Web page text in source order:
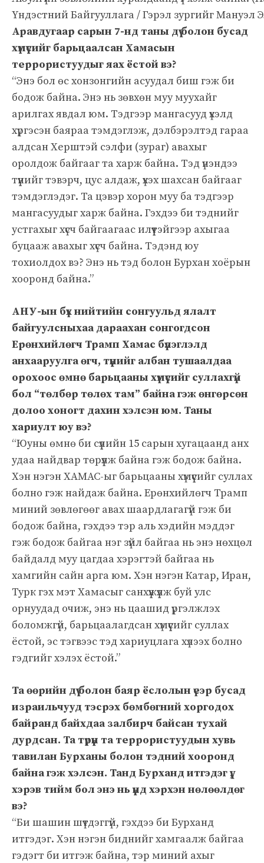
Үндэстний Байгууллага / Гэрэл зургийг Мануэл
Аравдугаар сарын 7-нд таны дүү болон бусад
хүмүүсийг барьцаалсан Хамасын
террористуудыг яах ёстой вэ?
“Энэ бол өс хонзонгийн асуудал биш гэж би
бодож байна. Энэ нь зөвхөн муу муухайг
арилгах явдал юм. Тэдгээр мангасууд үхэлд
хүргэсэн баяраа тэмдэглэж, дэлбэрэлтэд гараа
алдсан Херштэй сэлфи (зураг) авахыг
оролдож байгааг та харж байна. Тэд үнэндээ
түүнийг тэвэрч, цус алдаж, үхэх шахсан байгааг
тэмдэглэдэг. Та цэвэр хорон муу ба тэдгээр
мангасуудыг харж байна. Гэхдээ би тэднийг
устгахыг хүсч байгаагаас илүүтэйгээр ахыгаа
буцааж авахыг хүсч байна. Тэдэнд юу
тохиолдох вэ? Энэ нь тэд болон Бурхан хоёрын
хооронд байна.”
АНУ-ын бүх нийтийн сонгуульд ялалт
байгуулсныхаа дараахан сонгогдсон
Ерөнхийлөгч Трамп Хамас бүлэглэлд
анхааруулга өгч, түүнийг албан тушаалдаа
орохоос өмнө барьцааны хүмүүсийг суллахгүй
бол “төлбөр төлөх там” байна гэж өнгөрсөн
долоо хоногт дахин хэлсэн юм. Таны
хариулт юу вэ?
“Юуны өмнө би сүүлийн 15 сарын хугацаанд анх
удаа найдвар төрүүлж байна гэж бодож байна.
Хэн нэгэн ХАМАС-ыг барьцааны хүмүүсийг суллах
болно гэж найдаж байна. Ерөнхийлөгч Трамп
миний зөвлөгөөг авах шаардлагагүй гэж би
бодож байна, гэхдээ тэр аль хэдийн мэддэг
гэж бодож байгаа нэг зүйл байгаа нь энэ нөхцөл
байдалд муу цагдаа хэрэгтэй байгаа нь
хамгийн сайн арга юм. Хэн нэгэн Катар, Иран,
Турк гэх мэт Хамасыг санхүүжүүлж буй улс
орнуудад очиж, энэ нь цаашид үргэлжлэх
боломжгүй, барьцаалагдсан хүмүүсийг суллах
ёстой, эс тэгвээс тэд хариуцлага хүлээх болно
гэдгийг хэлэх ёстой.”
Та өөрийн дүү болон баяр ёслолын үеэр бусад
израильчууд тэсрэх бөмбөгний хоргодох
байранд байхдаа залбирч байсан тухай
дурдсан. Та түрүүн та террористуудын хувь
тавилан Бурханы болон тэдний хооронд
байна гэж хэлсэн. Танд Бурханд итгэдэг үү,
хэрэв тийм бол энэ нь үүнд хэрхэн нөлөөлдөг
вэ?
“Би шашин шүтдэггүй, гэхдээ би Бурханд
итгэдэг. Хэн нэгэн биднийг хамгаалж байгаа
гэдэгт би итгэж байна, тэр миний ахыг